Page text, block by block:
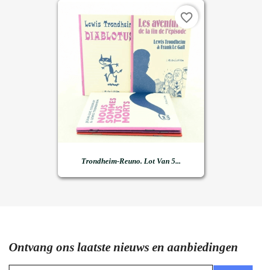
Trondheim-Reuno. Lot Van 5...
favorite_border
Ontvang ons laatste nieuws en aanbiedingen